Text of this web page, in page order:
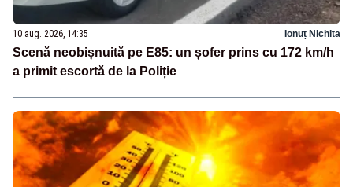
10 aug. 2026, 14:35 Ionuț Nichita
Scenă neobișnuită pe E85: un șofer prins cu 172 km/h
a primit escortă de la Poliție